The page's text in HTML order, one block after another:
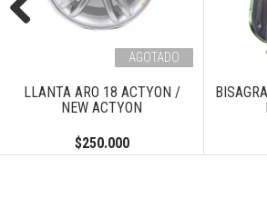
AGOTADO
LLANTA ARO 18 ACTYON /
NEW ACTYON
$250.000